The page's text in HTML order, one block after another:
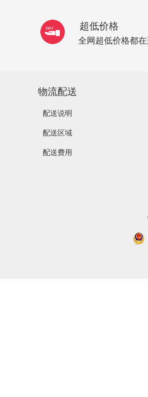
超低价格
全网超低价格都
物流配送
配送说明
配送区域
配送费用